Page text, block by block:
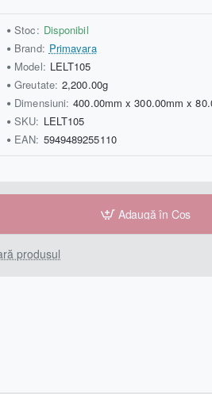
Stoc: Disponibil
Brand: Primavara
Model: LELT105
Greutate: 2,200.00g
Dimensiuni: 400.00mm x 300.00mm x
SKU: LELT105
EAN: 5949489255110
Adaugă în Coş
produsul